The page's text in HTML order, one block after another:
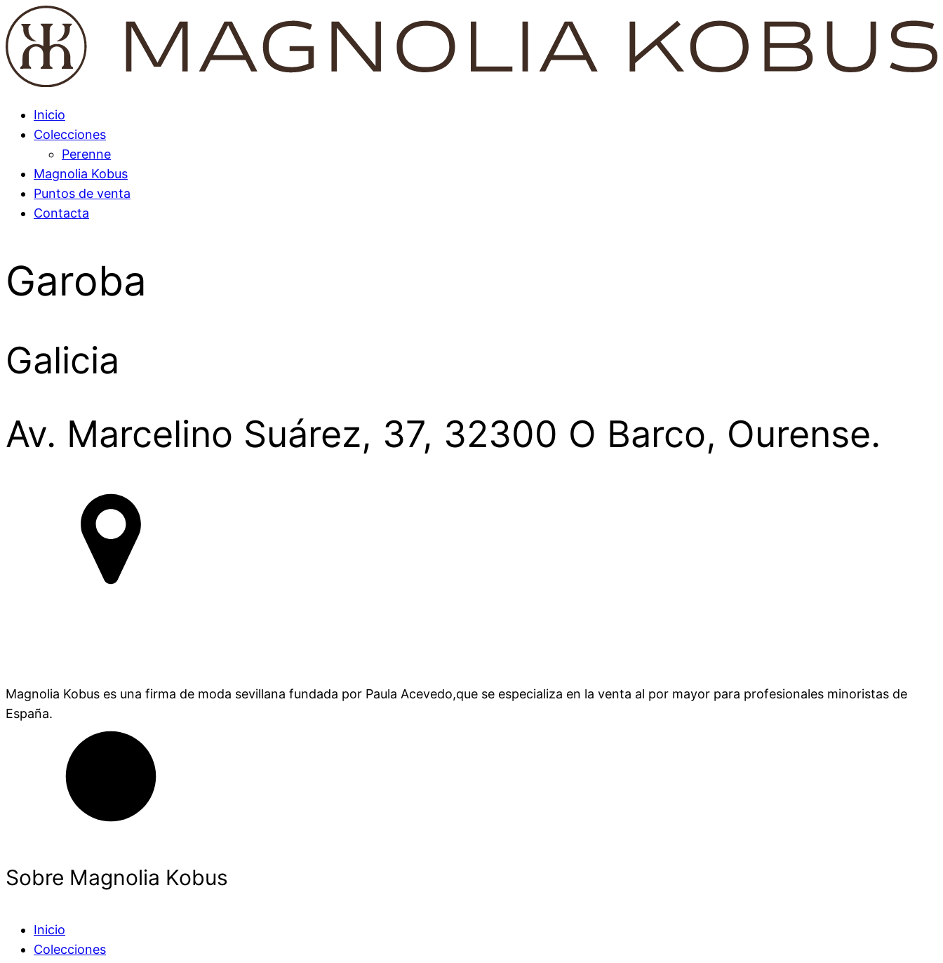
Inicio
Colecciones
Perenne
Magnolia Kobus
Puntos de venta
Contacta
Garoba
Galicia
Av. Marcelino Suárez, 37, 32300 O Barco, Ourense.
Magnolia Kobus es una firma de moda sevillana fundada por Paula Acevedo,que se especializa en la venta al por mayor para profesionales minoristas de
España.
Sobre Magnolia Kobus
Inicio
Colecciones